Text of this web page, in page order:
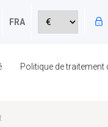
FRA
Politique de